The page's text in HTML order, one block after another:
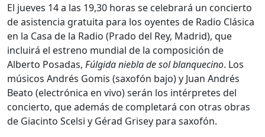
El jueves 14 a las 19,30 horas se celebrará un concierto
de asistencia gratuita para los oyentes de Radio Clásica
en la Casa de la Radio (Prado del Rey, Madrid), que
incluirá el estreno mundial de la composición de
Alberto Posadas, Fúlgida niebla de sol blanquecino. Los
músicos Andrés Gomis (saxofón bajo) y Juan Andrés
Beato (electrónica en vivo) serán los intérpretes del
concierto, que además de completará con otras obras
de Giacinto Scelsi y Gérad Grisey para saxofón.